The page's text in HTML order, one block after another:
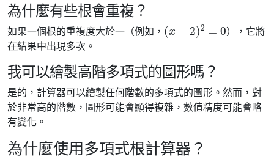
為什麼有些根會重複？
如果一個根的重複度大於一（例如，
(x 2=
），它將
在結果中出現多次。
我可以繪製高階多項式的圖形嗎？
是的，計算器可以繪製任何階數的多項式的圖形。然而，對
於非常高的階數，圖形可能會顯得複雜，數值精度可能會略
有變化。
為什麼使用多項式根計算器？